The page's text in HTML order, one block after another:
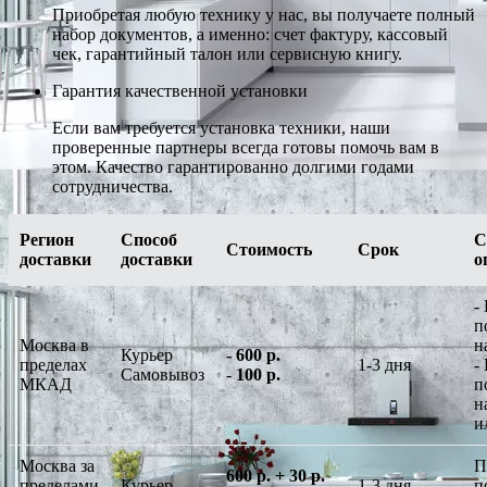
Приобретая любую технику у нас, вы получаете полный
набор документов, а именно: счет фактуру, кассовый
чек, гарантийный талон или сервисную книгу.
Гарантия качественной установки
Если вам требуется установка техники, наши
проверенные партнеры всегда готовы помочь вам в
этом. Качество гарантированно долгими годами
сотрудничества.
Регион
доставки
Способ
доставки
Стоимость Срок
Москва в
пределах
МКАД
Курьер
Самовывоз
-600 р.
- 100 р.
1-3 дня
-
-
Москва за
600 р. + 30 р.